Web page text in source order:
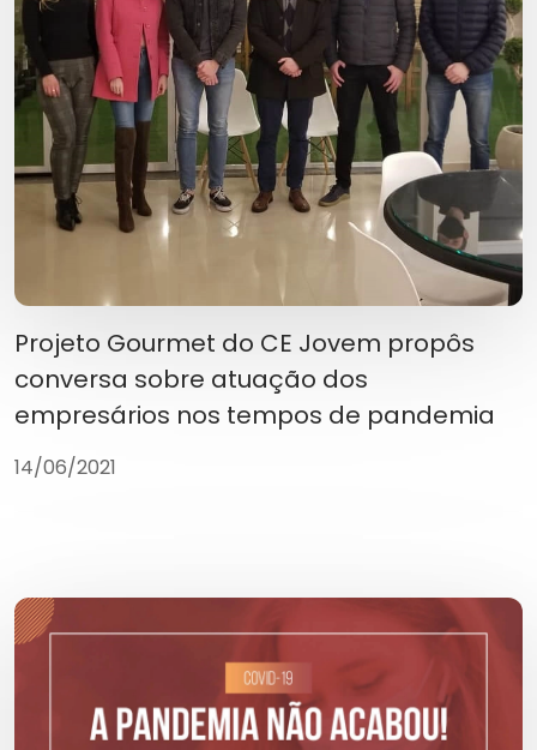
Projeto Gourmet do CE Jovem propôs
conversa sobre atuação dos
empresários nos tempos de pandemia
14/06/2021